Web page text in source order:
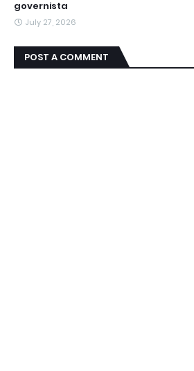
governista
July 27, 2026
POST A COMMENT